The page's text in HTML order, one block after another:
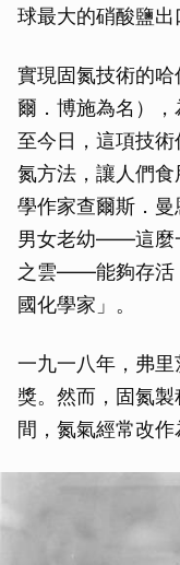
球最大的硝酸鹽出
實現固氮技術的
爾．博施為名）
至今日，這項技
氮方法，讓人們
學作家查爾斯．
男女老幼——這麼
之雲——能夠存活
國化學家」。
一九一八年，弗
獎。然而，固氮
間，氮氣經常改作